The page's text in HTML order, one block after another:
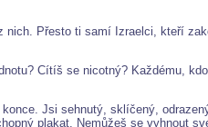
Přesto ti samí Izraelci, kteří
Cítíš se nicotný? Každému,
Jsi sehnutý, sklíčený,
plakat. Nemůžeš se vyhnout